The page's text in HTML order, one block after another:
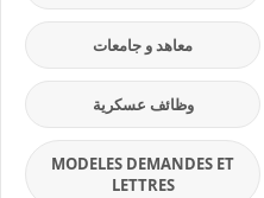
معاهد و جامعات
وظائف عسكرية
MODELES DEMANDES ET
LETTRES